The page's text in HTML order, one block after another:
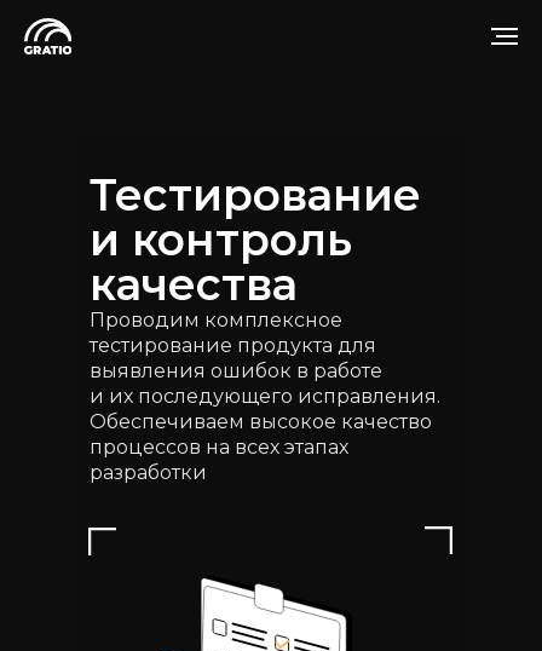
Тестирование
и контроль
качества
Проводим комплексное
тестирование продукта для
выявления ошибок в работе
и их последующего исправления.
Обеспечиваем высокое качество
процессов на всех этапах
разработки